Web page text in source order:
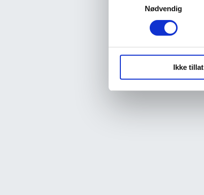
Nødvendig
Ikke tillat